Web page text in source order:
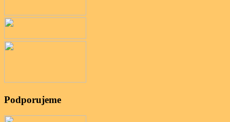
Podporujeme